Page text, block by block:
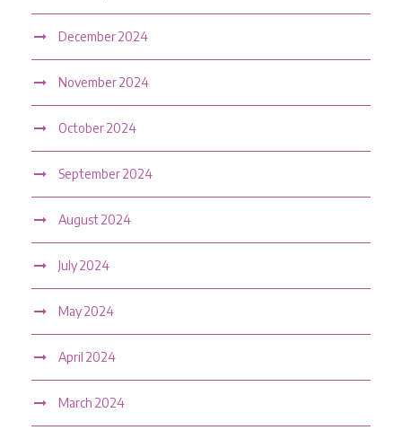
December 2024
November 2024
October 2024
September 2024
August 2024
July 2024
May 2024
April 2024
March 2024